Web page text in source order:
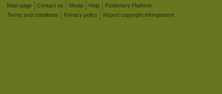
Main page Contact us Media Help
Publishers Platform
Terms and conditions
Privacy policy Report copyright infringement